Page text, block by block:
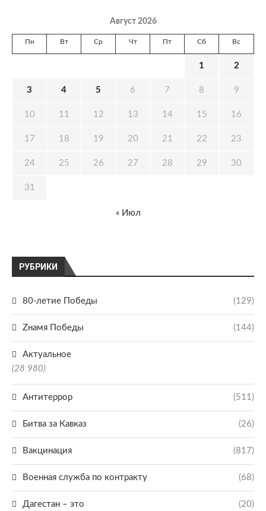
РУБРИКИ
80-летие Победы (129)
Zнамя Победы (144)
Актуальное
(28 980)
Антитеррор (511)
Битва за Кавказ (26)
Вакцинация (817)
Военная служба по контракту (68)
Дагестан – это (20)
Август 2026
Пн Вт Ср Чт Пт Сб Вс
1 2
3 4 5 6 7 8 9
10 11 12 13 14 15 16
17 18 19 20 21 22 23
24 25 26 27 28 29 30
31
« Июл